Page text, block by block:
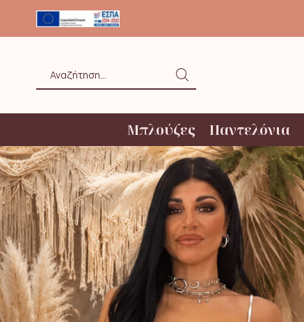
ΑΝΩ ΤΩΝ 20€ ΜΕ BOX NOW
input
Μπλούζες Παντελόνια